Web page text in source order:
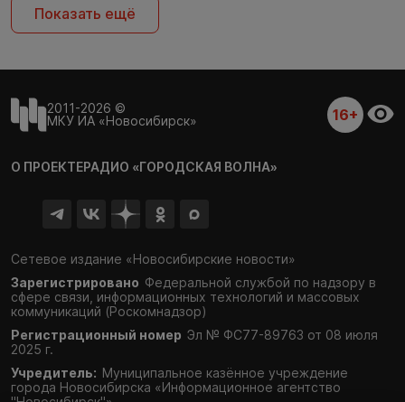
Показать ещё
2011-2026 ©
МКУ ИА «Новосибирск»
16+
О ПРОЕКТЕРАДИО «ГОРОДСКАЯ ВОЛНА»
Сетевое издание «Новосибирские новости»
Зарегистрировано Федеральной службой по надзору в
сфере связи, информационных технологий и массовых
коммуникаций (Роскомнадзор)
Регистрационный номер Эл № ФС77-89763 от 08 июля
2025 г.
Учредитель: Муниципальное казённое учреждение
города Новосибирска «Информационное агентство